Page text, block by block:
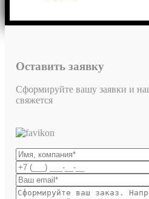
Оставить заявку
Сформируйте вашу заявки и
свяжется